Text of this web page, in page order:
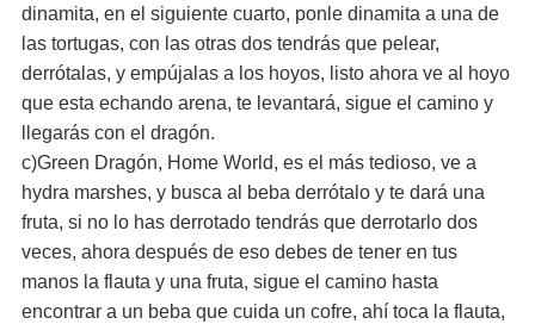
dinamita, en el siguiente cuarto, ponle dinamita a una de
las tortugas, con las otras dos tendrás que pelear,
derrótalas, y empújalas a los hoyos, listo ahora ve al hoyo
que esta echando arena, te levantará, sigue el camino y
llegarás con el dragón.
c)Green Dragón, Home World, es el más tedioso, ve a
hydra marshes, y busca al beba derrótalo y te dará una
fruta, si no lo has derrotado tendrás que derrotarlo dos
veces, ahora después de eso debes de tener en tus
manos la flauta y una fruta, sigue el camino hasta
encontrar a un beba que cuida un cofre, ahí toca la flauta,